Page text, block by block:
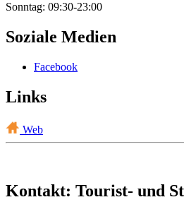
Sonntag: 09:30-23:00
Soziale Medien
Facebook
Links
Web
Kontakt: Tourist- und